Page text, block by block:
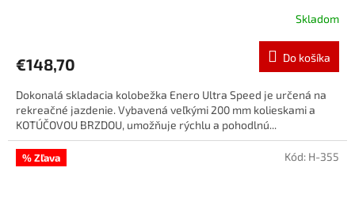
Skladom
€148,70 Do košíka
Dokonalá skladacia kolobežka Enero Ultra Speed je určená na
rekreačné jazdenie. Vybavená veľkými 200 mm kolieskami a
KOTÚČOVOU BRZDOU, umožňuje rýchlu a pohodlnú...
% Zľava Kód: H-355